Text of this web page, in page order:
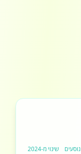
נוסעים שינוי מ-2024